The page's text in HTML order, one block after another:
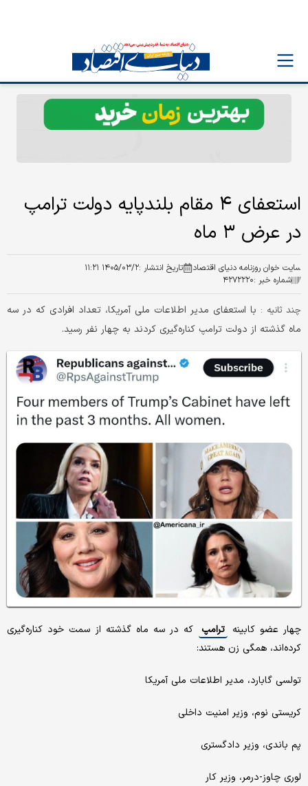
استعفای ۴ مقام بلندپایه دولت ترامپ
در عرض ۳ ماه
سایت خوان روزنامه دنیای اقتصاد تاریخ انتشار :۱۴۰۵/۰۳/۲ ۱۱:۲۱
شماره خبر :۴۲۷۲۲۲۰
چند ثانیه : با استعفای مدیر اطلاعات ملی آمریکا، تعداد افرادی که در سه
ماه گذشته از دولت ترامپ کناره‌گیری کردند به چهار نفر رسید.
چهار عضو کابینه ترامپ
که در سه ماه گذشته از سمت خود کناره‌گیری
کرده‌اند، همگی زن هستند:
تولسی گابارد، مدیر اطلاعات ملی آمریکا
کریستی نوم، وزیر امنیت داخلی
پم باندی، وزیر دادگستری
لوری چاوز-درمر، وزیر کار